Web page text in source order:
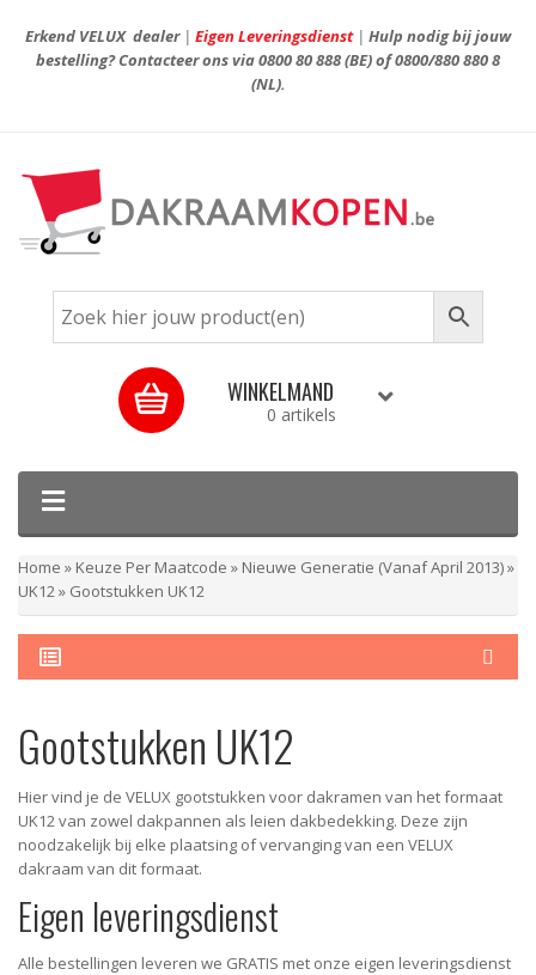
Erkend VELUX dealer| Eigen Leveringsdienst| Hulp nodig bij jouw
bestelling? Contacteer ons via0800 80 888(BE) of0800/880 880 8
(NL).
WINKELMAND
0 artikels
Home » Keuze Per Maatcode » Nieuwe Generatie (vanaf April 2013)»
UK12» Gootstukken UK12
Gootstukken UK12
Hier vind je de VELUX gootstukken voor dakramen van het formaat
UK12 van zowel dakpannen als leien dakbedekking. Deze zijn
noodzakelijk bij elke plaatsing of vervanging van een VELUX
dakraam van dit formaat.
Eigen leveringsdienst
Alle bestellingen leveren we GRATIS met onze eigen leveringsdienst